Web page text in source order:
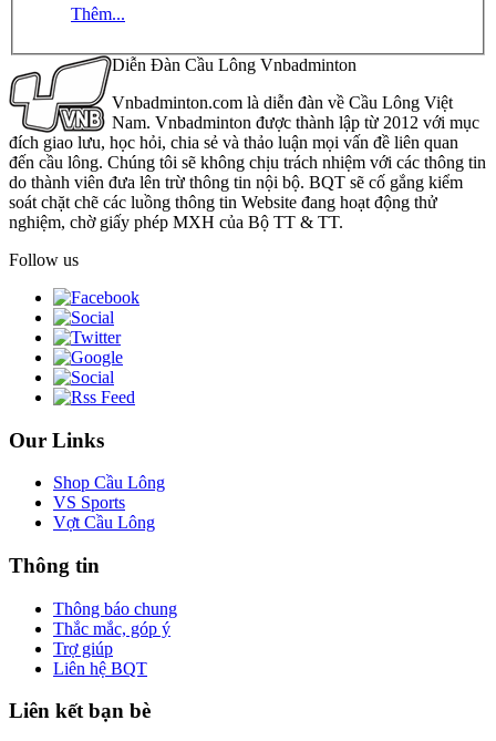
Thêm...
Diễn Đàn Cầu Lông Vnbadminton
Vnbadminton.com là diễn đàn về Cầu Lông Việt
Nam. Vnbadminton được thành lập từ 2012 với mục
đích giao lưu, học hỏi, chia sẻ và thảo luận mọi vấn đề liên quan
đến cầu lông. Chúng tôi sẽ không chịu trách nhiệm với các thông tin
do thành viên đưa lên trừ thông tin nội bộ. BQT sẽ cố gắng kiểm
soát chặt chẽ các luồng thông tin Website đang hoạt động thử
nghiệm, chờ giấy phép MXH của Bộ TT & TT.
Follow us
Our Links
Shop Cầu Lông
VS Sports
Vợt Cầu Lông
Thông tin
Thông báo chung
Thắc mắc, góp ý
Trợ giúp
Liên hệ BQT
Liên kết bạn bè